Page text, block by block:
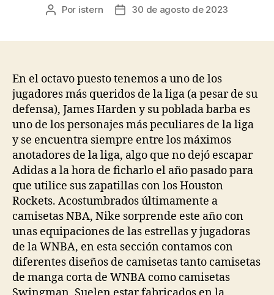
Autor
Por istern
Fecha30 de agosto de 2023
En el octavo puesto tenemos a uno de los
jugadores más queridos de la liga (a pesar de su
defensa), James Harden y su poblada barba es
uno de los personajes más peculiares de la liga
y se encuentra siempre entre los máximos
anotadores de la liga, algo que no dejó escapar
Adidas a la hora de ficharlo el año pasado para
que utilice sus zapatillas con los Houston
Rockets. Acostumbrados últimamente a
camisetas NBA, Nike sorprende este año con
unas equipaciones de las estrellas y jugadoras
de la WNBA, en esta sección contamos con
diferentes diseños de camisetas tanto camisetas
de manga corta de WNBA como camisetas